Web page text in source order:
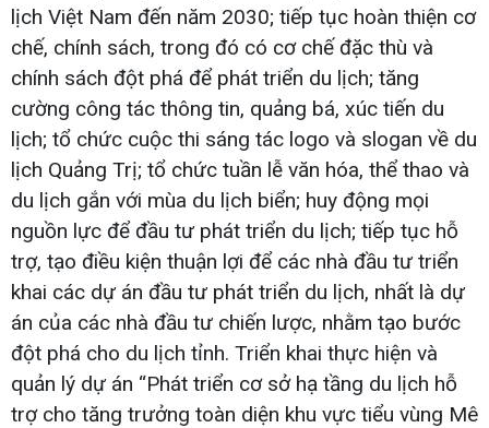
lịch Việt Nam đến năm 2030; tiếp tục hoàn thiện cơ
chế, chính sách, trong đó có cơ chế đặc thù và
chính sách đột phá để phát triển du lịch; tăng
cường công tác thông tin, quảng bá, xúc tiến du
lịch; tổ chức cuộc thi sáng tác logo và slogan về du
lịch Quảng Trị; tổ chức tuần lễ văn hóa, thể thao và
du lịch gắn với mùa du lịch biển; huy động mọi
nguồn lực để đầu tư phát triển du lịch; tiếp tục hỗ
trợ, tạo điều kiện thuận lợi để các nhà đầu tư triển
khai các dự án đầu tư phát triển du lịch, nhất là dự
án của các nhà đầu tư chiến lược, nhằm tạo bước
đột phá cho du lịch tỉnh. Triển khai thực hiện và
quản lý dự án “Phát triển cơ sở hạ tầng du lịch hỗ
trợ cho tăng trưởng toàn diện khu vực tiểu vùng Mê